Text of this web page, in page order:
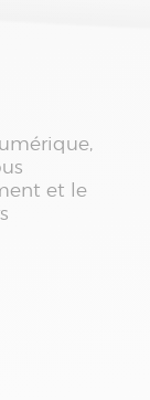
et le